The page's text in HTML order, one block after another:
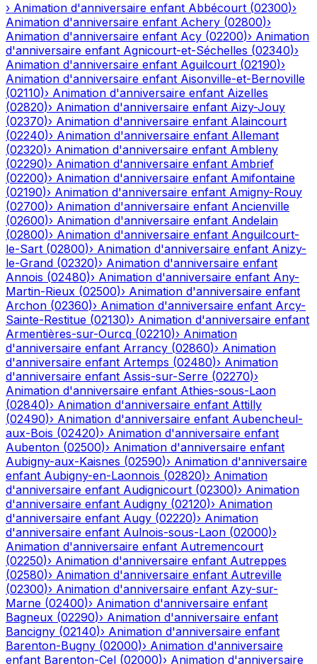
› Animation d'anniversaire enfant Abbécourt (02300)›
Animation d'anniversaire enfant Achery (02800)›
Animation d'anniversaire enfant Acy (02200)› Animation
d'anniversaire enfant Agnicourt-et-Séchelles (02340)›
Animation d'anniversaire enfant Aguilcourt (02190)›
Animation d'anniversaire enfant Aisonville-et-Bernoville
(02110)› Animation d'anniversaire enfant Aizelles
(02820)› Animation d'anniversaire enfant Aizy-Jouy
(02370)› Animation d'anniversaire enfant Alaincourt
(02240)› Animation d'anniversaire enfant Allemant
(02320)› Animation d'anniversaire enfant Ambleny
(02290)› Animation d'anniversaire enfant Ambrief
(02200)› Animation d'anniversaire enfant Amifontaine
(02190)› Animation d'anniversaire enfant Amigny-Rouy
(02700)› Animation d'anniversaire enfant Ancienville
(02600)› Animation d'anniversaire enfant Andelain
(02800)› Animation d'anniversaire enfant Anguilcourt-
le-Sart (02800)› Animation d'anniversaire enfant Anizy-
le-Grand (02320)› Animation d'anniversaire enfant
Annois (02480)› Animation d'anniversaire enfant Any-
Martin-Rieux (02500)› Animation d'anniversaire enfant
Archon (02360)› Animation d'anniversaire enfant Arcy-
Sainte-Restitue (02130)› Animation d'anniversaire enfant
Armentières-sur-Ourcq (02210)› Animation
d'anniversaire enfant Arrancy (02860)› Animation
d'anniversaire enfant Artemps (02480)› Animation
d'anniversaire enfant Assis-sur-Serre (02270)›
Animation d'anniversaire enfant Athies-sous-Laon
(02840)› Animation d'anniversaire enfant Attilly
(02490)› Animation d'anniversaire enfant Aubencheul-
aux-Bois (02420)› Animation d'anniversaire enfant
Aubenton (02500)› Animation d'anniversaire enfant
Aubigny-aux-Kaisnes (02590)› Animation d'anniversaire
enfant Aubigny-en-Laonnois (02820)› Animation
d'anniversaire enfant Audignicourt (02300)› Animation
d'anniversaire enfant Audigny (02120)› Animation
d'anniversaire enfant Augy (02220)› Animation
d'anniversaire enfant Aulnois-sous-Laon (02000)›
Animation d'anniversaire enfant Autremencourt
(02250)› Animation d'anniversaire enfant Autreppes
(02580)› Animation d'anniversaire enfant Autreville
(02300)› Animation d'anniversaire enfant Azy-sur-
Marne (02400)› Animation d'anniversaire enfant
Bagneux (02290)› Animation d'anniversaire enfant
Bancigny (02140)› Animation d'anniversaire enfant
Barenton-Bugny (02000)› Animation d'anniversaire
enfant Barenton-Cel (02000)› Animation d'anniversaire